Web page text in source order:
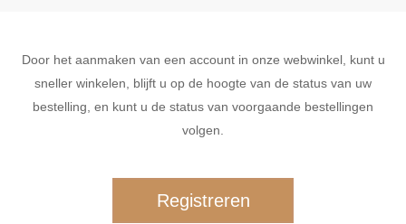
Door het aanmaken van een account in onze webwinkel, kunt u
sneller winkelen, blijft u op de hoogte van de status van uw
bestelling, en kunt u de status van voorgaande bestellingen
volgen.